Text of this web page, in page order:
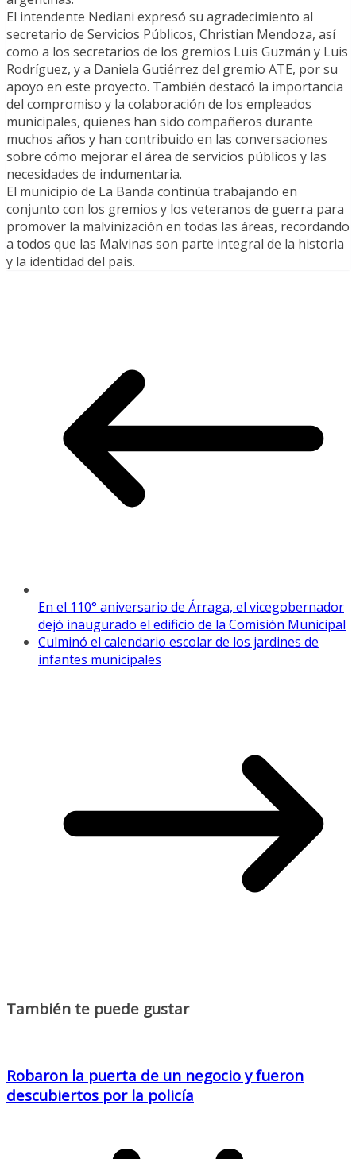
El intendente Nediani expresó su agradecimiento al
secretario de Servicios Públicos, Christian Mendoza, así
como a los secretarios de los gremios Luis Guzmán y Luis
Rodríguez, y a Daniela Gutiérrez del gremio ATE, por su
apoyo en este proyecto. También destacó la importancia
del compromiso y la colaboración de los empleados
municipales, quienes han sido compañeros durante
muchos años y han contribuido en las conversaciones
sobre cómo mejorar el área de servicios públicos y las
necesidades de indumentaria.
El municipio de La Banda continúa trabajando en
conjunto con los gremios y los veteranos de guerra para
promover la malvinización en todas las áreas, recordando
a todos que las Malvinas son parte integral de la historia
y la identidad del país.
En el 110° aniversario de Árraga, el vicegobernador
dejó inaugurado el edificio de la Comisión Municipal
Culminó el calendario escolar de los jardines de
infantes municipales
También te puede gustar
Robaron la puerta de un negocio y fueron
descubiertos por la policía